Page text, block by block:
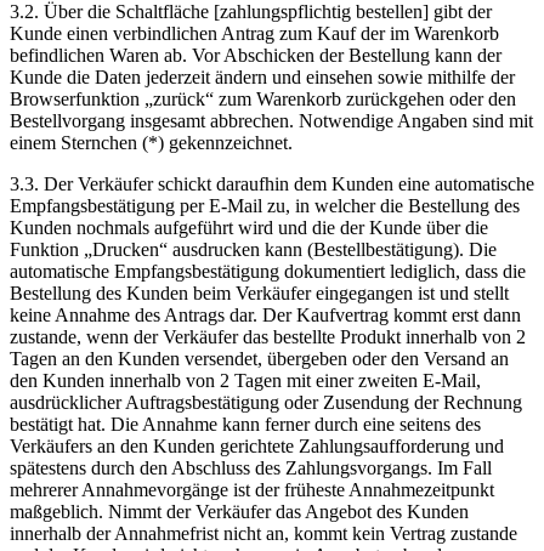
3.2. Über die Schaltfläche [zahlungspflichtig bestellen] gibt der
Kunde einen verbindlichen Antrag zum Kauf der im Warenkorb
befindlichen Waren ab. Vor Abschicken der Bestellung kann der
Kunde die Daten jederzeit ändern und einsehen sowie mithilfe der
Browserfunktion „zurück“ zum Warenkorb zurückgehen oder den
Bestellvorgang insgesamt abbrechen. Notwendige Angaben sind mit
einem Sternchen (*) gekennzeichnet.
3.3. Der Verkäufer schickt daraufhin dem Kunden eine automatische
Empfangsbestätigung per E-Mail zu, in welcher die Bestellung des
Kunden nochmals aufgeführt wird und die der Kunde über die
Funktion „Drucken“ ausdrucken kann (Bestellbestätigung). Die
automatische Empfangsbestätigung dokumentiert lediglich, dass die
Bestellung des Kunden beim Verkäufer eingegangen ist und stellt
keine Annahme des Antrags dar. Der Kaufvertrag kommt erst dann
zustande, wenn der Verkäufer das bestellte Produkt innerhalb von 2
Tagen an den Kunden versendet, übergeben oder den Versand an
den Kunden innerhalb von 2 Tagen mit einer zweiten E-Mail,
ausdrücklicher Auftragsbestätigung oder Zusendung der Rechnung
bestätigt hat. Die Annahme kann ferner durch eine seitens des
Verkäufers an den Kunden gerichtete Zahlungsaufforderung und
spätestens durch den Abschluss des Zahlungsvorgangs. Im Fall
mehrerer Annahmevorgänge ist der früheste Annahmezeitpunkt
maßgeblich. Nimmt der Verkäufer das Angebot des Kunden
innerhalb der Annahmefrist nicht an, kommt kein Vertrag zustande